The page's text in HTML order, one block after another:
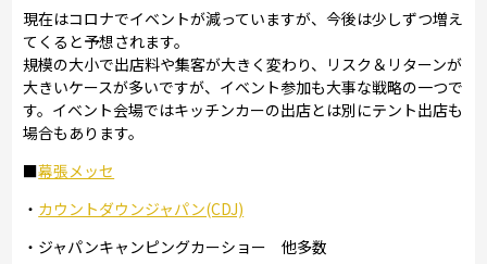
現在はコロナでイベントが減っていますが、今後は少しずつ増え
てくると予想されます。
規模の大小で出店料や集客が大きく変わり、リスク＆リターンが
大きいケースが多いですが、イベント参加も大事な戦略の一つで
す。イベント会場ではキッチンカーの出店とは別にテント出店も
場合もあります。
■幕張メッセ
・ カウントダウンジャパン(CDJ)
・ジャパンキャンピングカーショー 他多数